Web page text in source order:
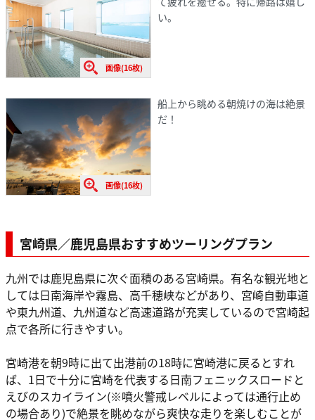
画像(16枚)
い。
画像(16枚)
船上から眺める朝焼けの海は絶景
だ！
宮崎県／鹿児島県おすすめツーリングプラン
九州では鹿児島県に次ぐ面積のある宮崎県。有名な観光地と
しては日南海岸や霧島、高千穂峡などがあり、宮崎自動車道
や東九州道、九州道など高速道路が充実しているので宮崎起
点で各所に行きやすい。
宮崎港を朝9時に出て出港前の18時に宮崎港に戻るとすれ
ば、1日で十分に宮崎を代表する日南フェニックスロードと
えびのスカイライン(※噴火警戒レベルによっては通行止め
の場合あり)で絶景を眺めながら爽快な走りを楽しむことが